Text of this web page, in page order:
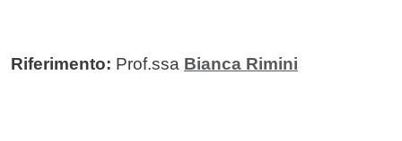
Riferimento: Prof.ssa Bianca Rimini